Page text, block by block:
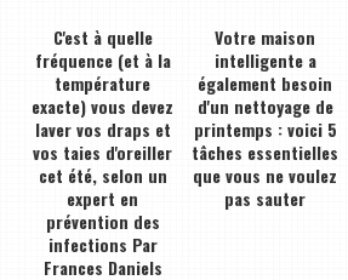
C'est à quelle
fréquence (et à la
température
exacte) vous devez
laver vos draps et
vos taies d'oreiller
cet été, selon un
expert en
prévention des
infections Par
Frances Daniels
Votre maison
intelligente a
également besoin
d'un nettoyage de
printemps : voici 5
tâches essentielles
que vous ne voulez
pas sauter